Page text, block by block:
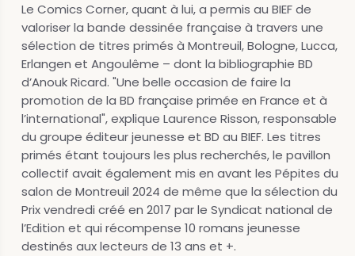
Le Comics Corner, quant à lui, a permis au BIEF de
valoriser la bande dessinée française à travers une
sélection de titres primés à Montreuil, Bologne, Lucca,
Erlangen et Angoulême – dont la bibliographie BD
d’Anouk Ricard. "Une belle occasion de faire la
promotion de la BD française primée en France et à
l’international", explique Laurence Risson, responsable
du groupe éditeur jeunesse et BD au BIEF. Les titres
primés étant toujours les plus recherchés, le pavillon
collectif avait également mis en avant les Pépites du
salon de Montreuil 2024 de même que la sélection du
Prix vendredi créé en 2017 par le Syndicat national de
l’Edition et qui récompense 10 romans jeunesse
destinés aux lecteurs de 13 ans et +.